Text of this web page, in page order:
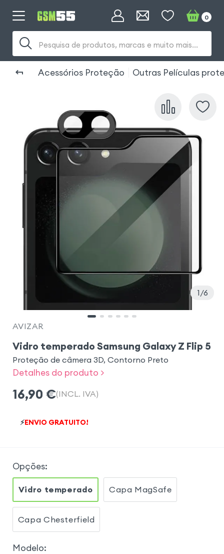
Pesquisa de produtos, marcas e muito mais...
0
Acessórios Proteção Outras Películas
1 6
AVIZAR
Vidro temperado Samsung Galaxy Z Flip 5
Proteção de câmera 3D, Contorno Preto
Detalhes do produto >
16,90 €(INCL. IVA)
⚡ENVIO GRATUITO!
Opções:
Vidro temperado Capa MagSafe
Capa Chesterfield
Modelo: